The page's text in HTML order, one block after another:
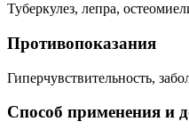
Туберкулез, лепра,
Противопоказания
Гиперчувствительность,
Способ применения и